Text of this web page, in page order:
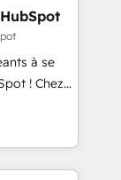
to have
the
earned
à se
! Chez
que la
web,
de